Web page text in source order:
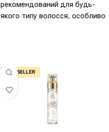
рекомендований для будь-
якого типу волосся, особливо
волосся від шкідливих УФ-
променів, інтенсивно
відновлює волосся, роблячи
його сильним, зволоженим і
BEST SELLER